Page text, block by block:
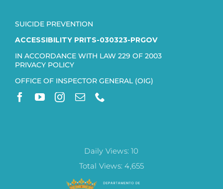
SUICIDE PREVENTION
ACCESSIBILITY PRITS-030323-PRGOV
IN ACCORDANCE WITH LAW 229 OF 2003
PRIVACY POLICY
OFFICE OF INSPECTOR GENERAL (OIG)
Daily Views: 10
Total Views: 4,655